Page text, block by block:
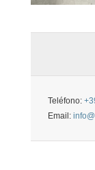
Teléfono:
Email: